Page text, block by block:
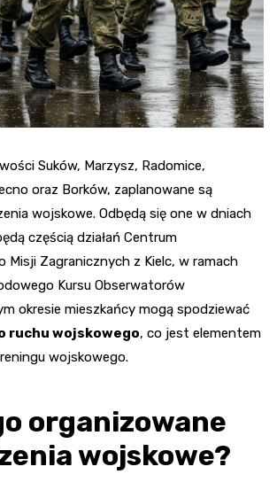
Suków, Marzysz, Radomice,
oraz Borków, zaplanowane są
wojskowe. Odbędą się one w dniach
częścią działań Centrum
Misji Zagranicznych z Kielc, w ramach
Kursu Obserwatorów
okresie mieszkańcy mogą spodziewać
ruchu wojskowego, co jest elementem
wojskowego.
organizowane
wojskowe?